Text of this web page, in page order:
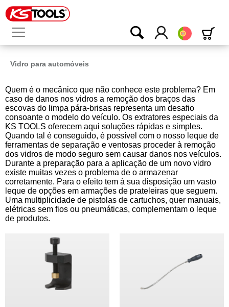
Português
Vidro para automóveis
Quem é o mecânico que não conhece este problema? Em
caso de danos nos vidros a remoção dos braços das
escovas do limpa pára-brisas representa um desafio
consoante o modelo do veículo. Os extratores especiais da
KS TOOLS oferecem aqui soluções rápidas e simples.
Quando tal é conseguido, é possível com o nosso leque de
ferramentas de separação e ventosas proceder à remoção
dos vidros de modo seguro sem causar danos nos veículos.
Durante a preparação para a aplicação de um novo vidro
existe muitas vezes o problema de o armazenar
corretamente. Para o efeito tem à sua disposição um vasto
leque de opções em armações de prateleiras que seguem.
Uma multiplicidade de pistolas de cartuchos, quer manuais,
elétricas sem fios ou pneumáticas, complementam o leque
de produtos.